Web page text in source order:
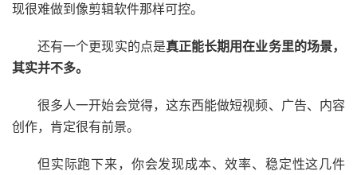
现很难做到像剪辑软件那样可控。
还有一个更现实的点是真正能长期用在业务里的场景，
其实并不多。
很多人一开始会觉得，这东西能做短视频、广告、内容
创作，肯定很有前景。
但实际跑下来，你会发现成本、效率、稳定性这几件